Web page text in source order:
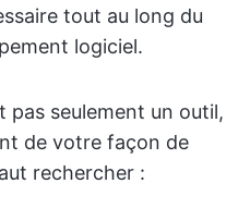
tout au long du
logiciel.
pas seulement un outil,
de votre façon de
rechercher :